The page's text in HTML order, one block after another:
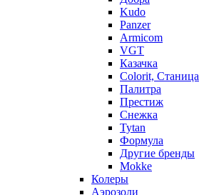
Kudo
Panzer
Armicom
VGT
Казачка
Colorit, Станица
Палитра
Престиж
Снежка
Tytan
Формула
Другие бренды
Mokke
Колеры
Аэрозоли